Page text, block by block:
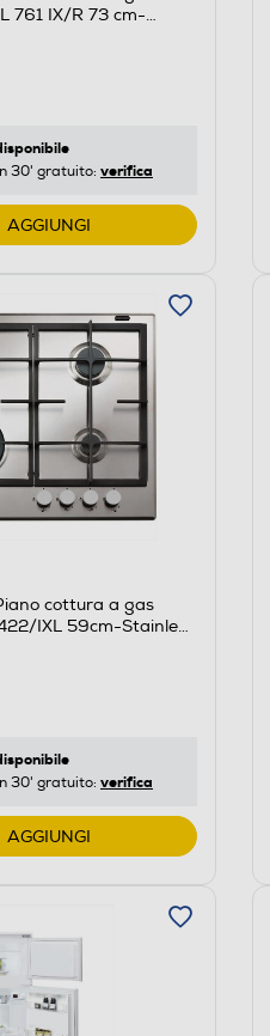
761 IX/R 73 cm-
30' gratuito: verifica
AGGIUNGI
cottura a gas
IXL 59cm-Stainless
30' gratuito: verifica
AGGIUNGI